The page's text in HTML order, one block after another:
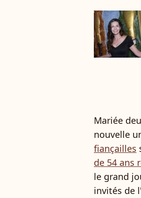
Mariée
nouvelle
fiançailles
de 54 ans
le grand
invités de